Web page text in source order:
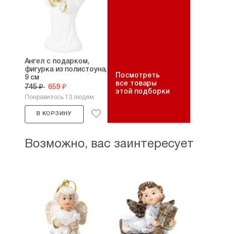
Ангел с подарком,
фигурка из полистоуна,
9 см
745 ₽ 659 ₽
Понравилось 13 людям
В КОРЗИНУ
Посмотреть
все товары
этой подборки
Возможно, вас заинтересует